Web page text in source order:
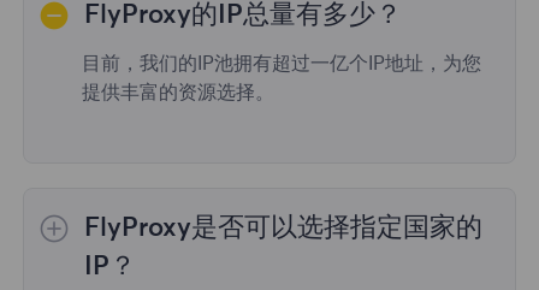
FlyProxy的IP总量有多少？
目前，我们的IP池拥有超过一亿个IP地址，为您
提供丰富的资源选择。
FlyProxy是否可以选择指定国家的
IP？